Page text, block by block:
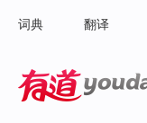
词典 翻译